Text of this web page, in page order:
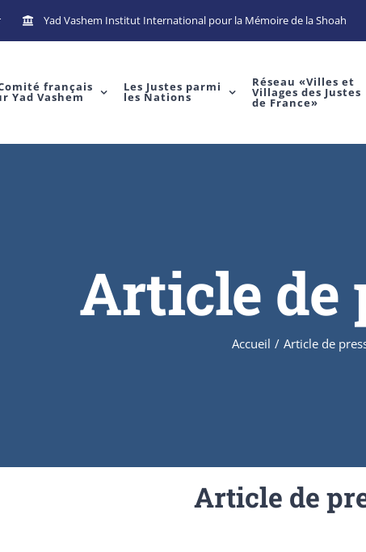
Yad Vashem Institut International pour la Mémoire de la Shoah
français
Yad Vashem
Les Justes parmi
les Nations
Réseau «Villes et
Villages des Justes
de France»
Article de
Accueil / Article de
Article de